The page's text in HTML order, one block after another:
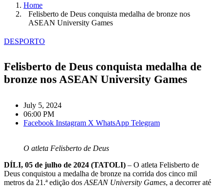
Home
Felisberto de Deus conquista medalha de bronze nos
ASEAN University Games
DESPORTO
Felisberto de Deus conquista medalha de
bronze nos ASEAN University Games
July 5, 2024
06:00 PM
Facebook Instagram X WhatsApp Telegram
O atleta Felisberto de Deus
DÍLI, 05 de julho de 2024 (TATOLI) – O atleta Felisberto de
Deus conquistou a medalha de bronze na corrida dos cinco mil
metros da 21.ª edição dos ASEAN University Games, a decorrer até